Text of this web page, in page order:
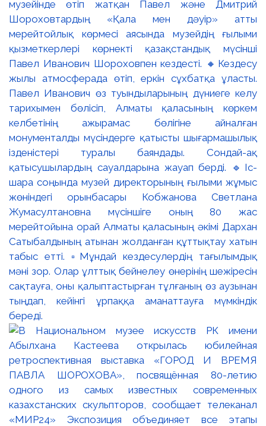
музейінде өтіп жатқан Павел және Дмитрий
Шороховтардың «Қала мен дәуір» атты
мерейтойлық көрмесі аясында музейдің ғылыми
қызметкерлері көрнекті қазақстандық мүсінші
Павел Иванович Шороховпен кездесті. 🔸Кездесу
жылы атмосферада өтіп, еркін сұхбатқа ұласты.
Павел Иванович өз туындыларының дүниеге келу
тарихымен бөлісіп, Алматы қаласының көркем
келбетінің ажырамас бөлігіне айналған
монументалды мүсіндерге қатысты шығармашылық
ізденістері туралы баяндады. Сондай-ақ
қатысушылардың сауалдарына жауап берді. 🔹Іс-
шара соңында музей директорының ғылыми жұмыс
жөніндегі орынбасары Кобжанова Светлана
Жумасултановна мүсіншіге оның 80 жас
мерейтойына орай Алматы қаласының әкімі Дархан
Сатыбалдының атынан жолданған құттықтау хатын
табыс етті. ▫️Мұндай кездесулердің тағылымдық
мәні зор. Олар ұлттық бейнелеу өнерінің шежіресін
сақтауға, оны қалыптастырған тұлғаның өз аузынан
тыңдап, кейінгі ұрпаққа аманаттауға мүмкіндік
береді.